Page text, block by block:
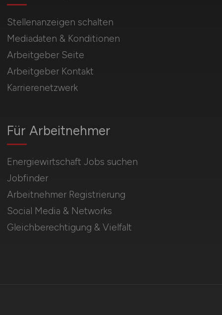
Für Arbeitnehmer
Energiewirtschaft Jobs suchen
Jobfinder
Arbeitnehmer Registrierung
Social Media & Networks
Gleichberechtigung & Vielfalt
Stellenanzeigen schalten
Mediadaten & Konditionen
Arbeitgeber Seite
Arbeitgeber Kontakt
Karrierenetzwerk